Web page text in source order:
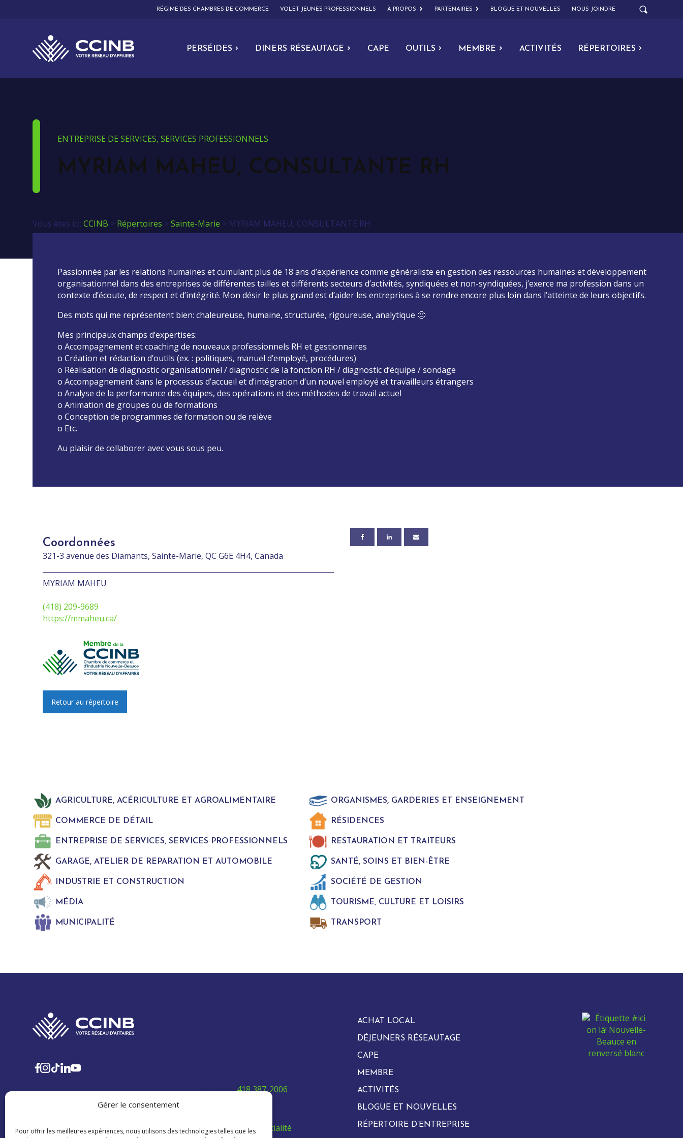
Gérer le consentement
Pour offrir les meilleures expériences, nous utilisons des technologies telles que les
RÉGIME DES CHAMBRES DE COMMERCE VOLET JEUNES PROFESSIONNELS À PROPOS PARTENAIRES BLOGUE ET NOUVELLES NOUS JOINDRE
PERSÉIDES DINERS RÉSEAUTAGE CAPE OUTILS MEMBRE ACTIVITÉS RÉPERTOIRES
ENTREPRISE DE SERVICES, SERVICES PROFESSIONNELS
MYRIAM MAHEU, CONSULTANTE RH
Vous êtes ici: CCINB > Répertoires > Sainte-Marie > MYRIAM MAHEU, CONSULTANTE RH
Passionnée par les relations humaines et cumulant plus de 18 ans d’expérience comme généraliste en gestion des ressources humaines et développement
organisationnel dans des entreprises de différentes tailles et différents secteurs d’activités, syndiquées et non-syndiquées, j’exerce ma profession dans un
contexte d’écoute, de respect et d’intégrité. Mon désir le plus grand est d’aider les entreprises à se rendre encore plus loin dans l’atteinte de leurs objectifs.
Des mots qui me représentent bien: chaleureuse, humaine, structurée, rigoureuse, analytique 🙂
Mes principaux champs d’expertises:
o Accompagnement et coaching de nouveaux professionnels RH et gestionnaires
o Création et rédaction d’outils (ex. : politiques, manuel d’employé, procédures)
o Réalisation de diagnostic organisationnel / diagnostic de la fonction RH / diagnostic d’équipe / sondage
o Accompagnement dans le processus d’accueil et d’intégration d’un nouvel employé et travailleurs étrangers
o Analyse de la performance des équipes, des opérations et des méthodes de travail actuel
o Animation de groupes ou de formations
o Conception de programmes de formation ou de relève
o Etc.
Au plaisir de collaborer avec vous sous peu.
Coordonnées
321-3 avenue des Diamants, Sainte-Marie, QC G6E 4H4, Canada
MYRIAM MAHEU
(418) 209-9689
https://mmaheu.ca/
Retour au répertoire
AGRICULTURE, ACÉRICULTURE ET AGROALIMENTAIRE ORGANISMES, GARDERIES ET ENSEIGNEMENT
COMMERCE DE DÉTAIL RÉSIDENCES
ENTREPRISE DE SERVICES, SERVICES PROFESSIONNELS RESTAURATION ET TRAITEURS
GARAGE, ATELIER DE REPARATION ET AUTOMOBILE SANTÉ, SOINS ET BIEN-ÊTRE
INDUSTRIE ET CONSTRUCTION SOCIÉTÉ DE GESTION
MÉDIA TOURISME, CULTURE ET LOISIRS
MUNICIPALITÉ TRANSPORT
Téléphone: 418 387-2006
Politique de confidentialité
ACHAT LOCAL
DÉJEUNERS RÉSEAUTAGE
CAPE
MEMBRE
ACTIVITÉS
BLOGUE ET NOUVELLES
RÉPERTOIRE D’ENTREPRISE